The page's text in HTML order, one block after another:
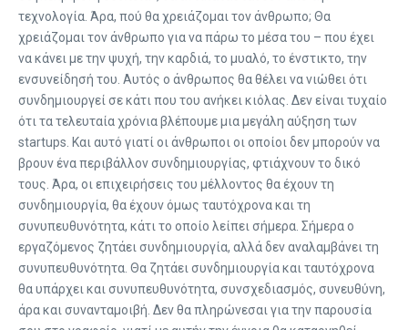
τεχνολογία. Άρα, πού θα χρειάζομαι τον άνθρωπο; Θα
χρειάζομαι τον άνθρωπο για να πάρω το μέσα του – που έχει
να κάνει με την ψυχή, την καρδιά, το μυαλό, το ένστικτο, την
ενσυνείδησή του. Αυτός ο άνθρωπος θα θέλει να νιώθει ότι
συνδημιουργεί σε κάτι που του ανήκει κιόλας. Δεν είναι τυχαίο
ότι τα τελευταία χρόνια βλέπουμε μια μεγάλη αύξηση των
startups. Και αυτό γιατί οι άνθρωποι οι οποίοι δεν μπορούν να
βρουν ένα περιβάλλον συνδημιουργίας, φτιάχνουν το δικό
τους. Άρα, οι επιχειρήσεις του μέλλοντος θα έχουν τη
συνδημιουργία, θα έχουν όμως ταυτόχρονα και τη
συνυπευθυνότητα, κάτι το οποίο λείπει σήμερα. Σήμερα ο
εργαζόμενος ζητάει συνδημιουργία, αλλά δεν αναλαμβάνει τη
συνυπευθυνότητα. Θα ζητάει συνδημιουργία και ταυτόχρονα
θα υπάρχει και συνυπευθυνότητα, συνσχεδιασμός, συνευθύνη,
άρα και συνανταμοιβή. Δεν θα πληρώνεσαι για την παρουσία